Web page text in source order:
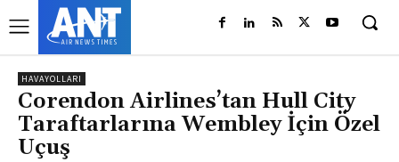
HAVAYOLLARI
Corendon Airlines’tan Hull City
Taraftarlarına Wembley İçin Özel
Uçuş